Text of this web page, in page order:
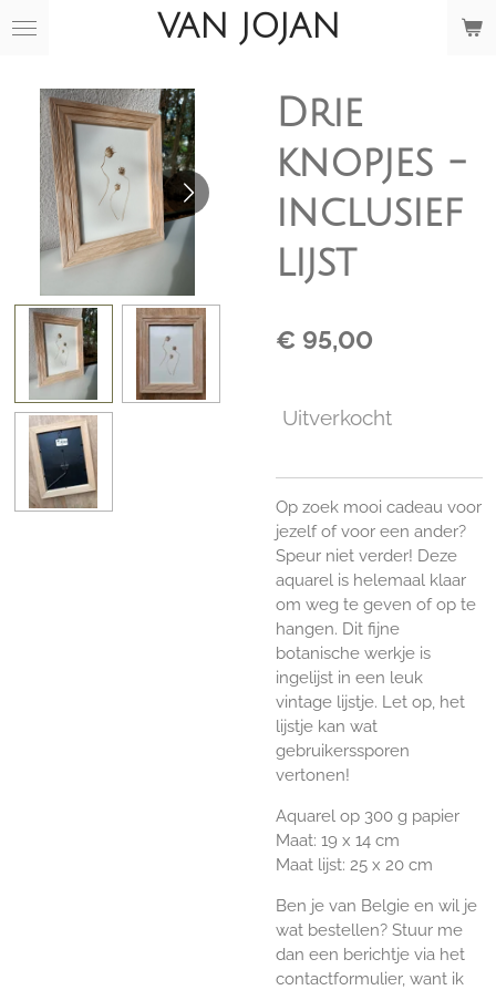
Ga
hoofdinhoud
VAN JOJAN
Drie
knopjes -
inclusief
lijst
€ 95,00
Uitverkocht
Op zoek mooi cadeau voor
jezelf of voor een ander?
Speur niet verder! Deze
aquarel is helemaal klaar
om weg te geven of op te
hangen. Dit fijne
botanische werkje is
ingelijst in een leuk
vintage lijstje. Let op, het
lijstje kan wat
gebruikerssporen
vertonen!
Aquarel op 300 g papier
Maat: 19 x 14 cm
Maat lijst: 25 x 20 cm
Ben je van Belgie en wil je
wat bestellen? Stuur me
dan een berichtje via het
contactformulier, want ik